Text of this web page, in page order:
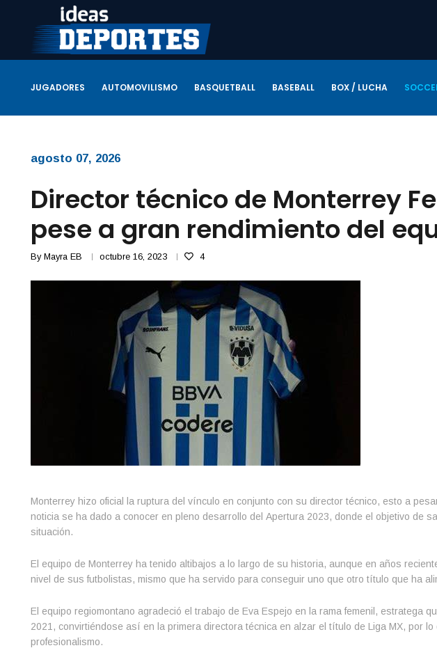
JUGADORES AUTOMOVILISMO BASQUETBALL BASEBALL BOX / LUCHA
agosto 07, 2026
Director técnico de Monterrey
pese a gran rendimiento del
By Mayra EB octubre 16, 2023 4
Monterrey hizo oficial la ruptura del vínculo en conjunto con su director técnico, esto a
noticia se ha dado a conocer en pleno desarrollo del Apertura 2023, donde el objetivo de
situación.
El equipo de Monterrey ha tenido altibajos a lo largo de su historia, aunque en años
nivel de sus futbolistas, mismo que ha servido para conseguir uno que otro título que ha
El equipo regiomontano agradeció el trabajo de Eva Espejo en la rama femenil, estratega
2021, convirtiéndose así en la primera directora técnica en alzar el título de Liga MX, por
profesionalismo.